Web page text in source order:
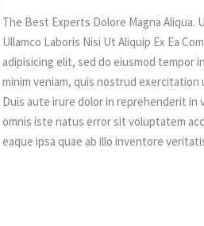
The Best Experts Dolore Magna Aliqua.
Ullamco Laboris Nisi Ut Aliquip Ex Ea
adipisicing elit, sed do eiusmod tempor
minim veniam, quis nostrud exercitation
Duis aute irure dolor in reprehenderit
omnis iste natus error sit voluptatem
eaque ipsa quae ab illo inventore